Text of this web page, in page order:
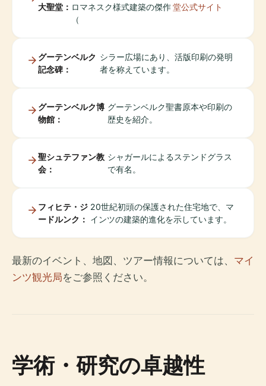
大聖堂： ロマネスク様式建築の傑作
（
堂公式サイト
グーテンベルク
記念碑：
シラー広場にあり、活版印刷の発明
者を称えています。
グーテンベルク博
物館：
グーテンベルク聖書原本や印刷の
歴史を紹介。
聖シュテファン教
会：
シャガールによるステンドグラス
で有名。
フィヒテ・ジ
ードルンク：
20世紀初頭の保護された住宅地で、マ
インツの建築的進化を示しています。
最新のイベント、地図、ツアー情報については、 マイ
ンツ観光局をご参照ください。
学術・研究の卓越性